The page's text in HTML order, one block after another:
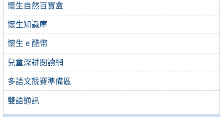
懷生自然百寶盒
懷生知識庫
懷生 e 酷幣
兒童深耕閱讀網
多語文競賽準備區
雙語通訊